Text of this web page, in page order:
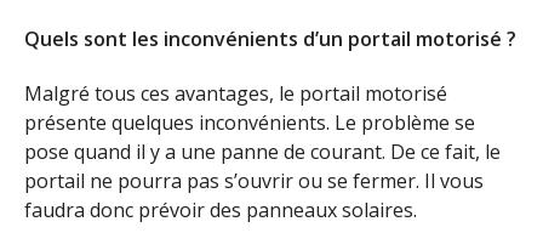
Quels sont les inconvénients d’un portail motorisé ?
Malgré tous ces avantages, le portail motorisé
présente quelques inconvénients. Le problème se
pose quand il y a une panne de courant. De ce fait, le
portail ne pourra pas s’ouvrir ou se fermer. Il vous
faudra donc prévoir des panneaux solaires.